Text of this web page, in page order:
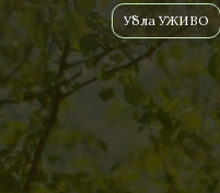
Убла УЖИВО